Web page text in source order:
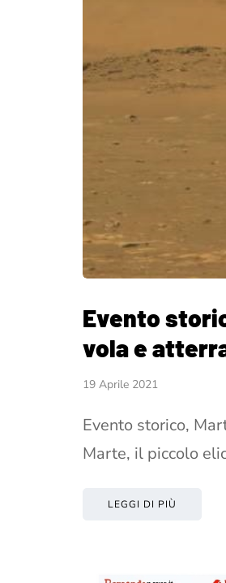
Evento
vola e
19 Aprile 2021
Evento storico,
Marte, il piccolo
LEGGI DI PIÙ